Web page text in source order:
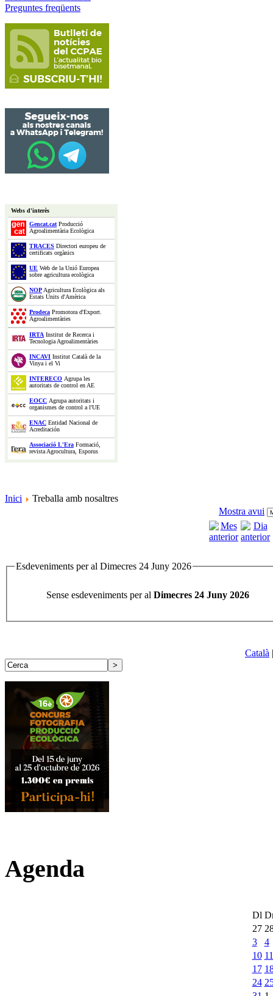
Preguntes freqüents
Webs d'interès
Gencat.catProducció
Agroalimentària Ecològica
TRACES Directori europeu de
certificats orgànics
UE Web de la Unió Europea
sobre agricultura ecològica
NOPAgricultura Ecològica als
Estats Units d'Amèrica
Prodeca Promotora d'Export.
Agroalimentàries
IRTA Institut de Recerca i
Tecnologia Agroalimentàries
INCAVI Institut Català de la
Vinya i el Vi
INTERECO Agrupa les
autoritats de control en AE
EOCC Agrupa autoritats i
organismes de control a l'UE
ENAC Entidad Nacional de
Acreditación
Associació L'Era Formació,
revista Agrocultura, Esporus
Inici
Treballa amb nosaltres
Mostra avui
Esdeveniments per al Dimecres 24 Juny 2026
Sense esdeveniments per al Dimecres 24 Juny 2026
Català
Agenda
Dl
27
3
4
10 11
17
24